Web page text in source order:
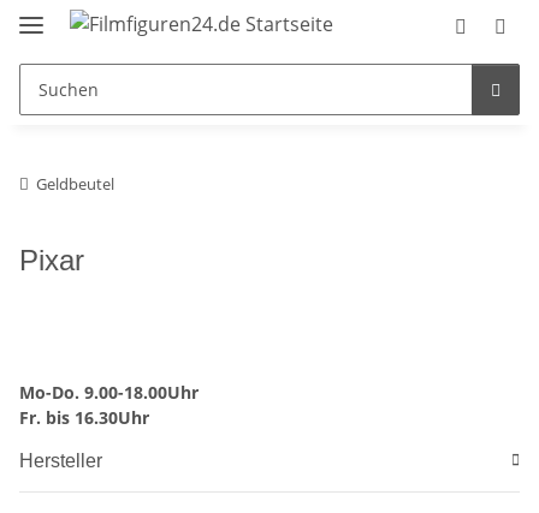
Geldbeutel
Pixar
Mo-Do. 9.00-18.00Uhr
Fr. bis 16.30Uhr
Hersteller